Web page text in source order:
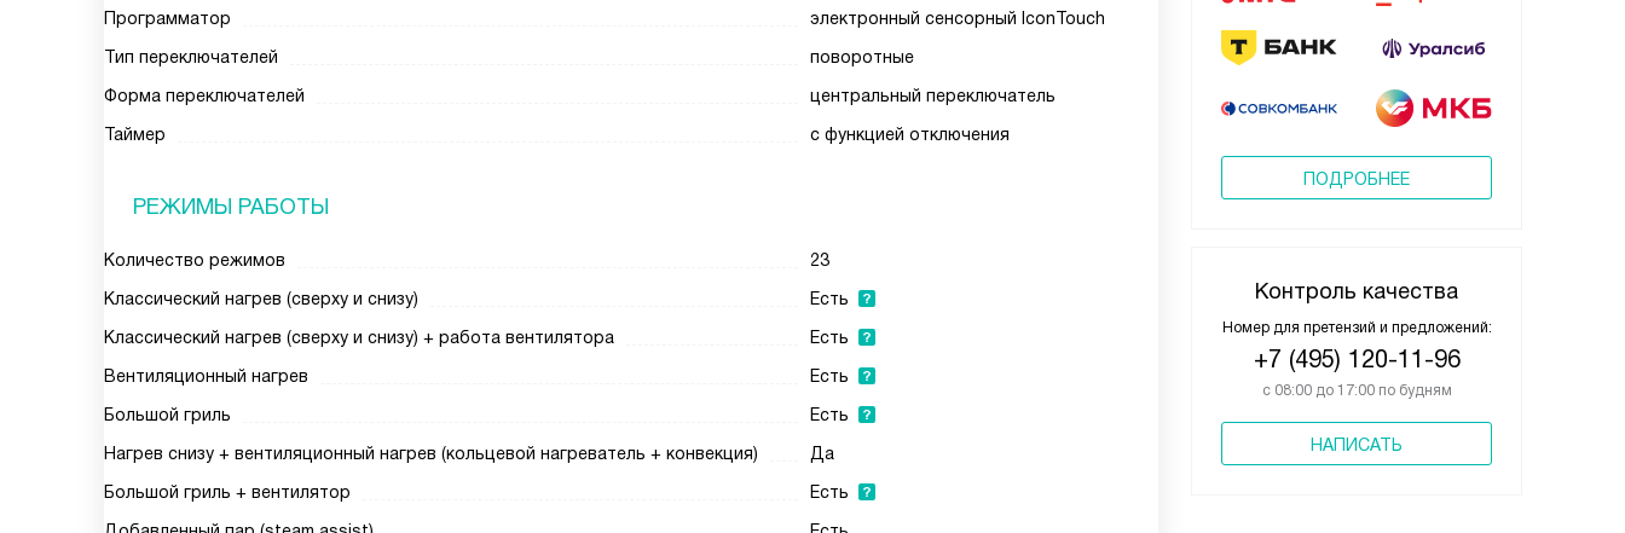
ПОДРОБНЕЕ
Контроль качества
Номер для претензий и предложений:
+7 (495) 120-11-96
с 08:00 до 17:00 по будням
НАПИСАТЬ
Программатор
электронный сенсорный IconTouch
Тип переключателей
поворотные
Форма переключателей
центральный переключатель
Таймер
с функцией отключения
РЕЖИМЫ РАБОТЫ
Количество режимов
23
Классический нагрев (сверху и снизу)
Есть
Классический нагрев (сверху и снизу) + работа вентилятора
Есть
Вентиляционный нагрев
Есть
Большой гриль
Есть
Нагрев снизу + вентиляционный нагрев (кольцевой нагреватель + конвекция)
Да
Большой гриль + вентилятор
Есть